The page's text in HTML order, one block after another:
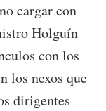
cargar con
Holguín
con los
los nexos que
dirigentes